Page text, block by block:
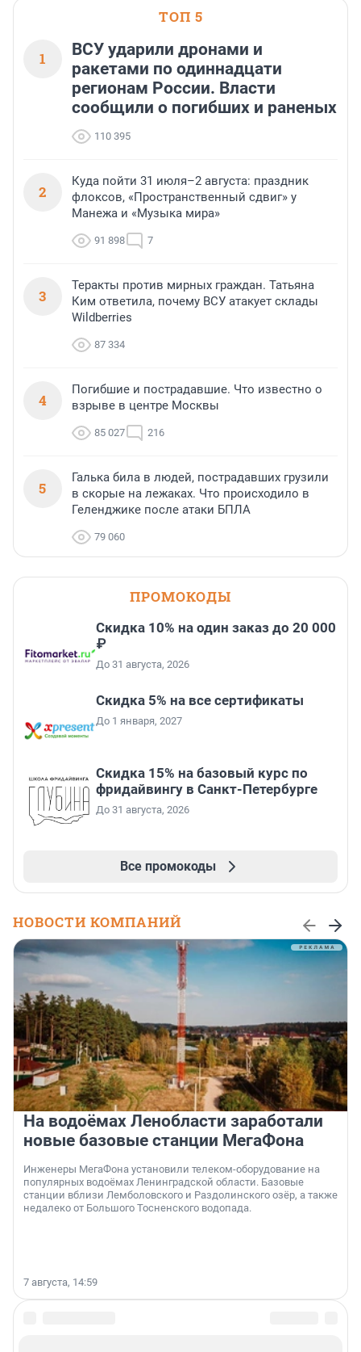
ТОП 5
1
ВСУ ударили дронами и
ракетами по одиннадцати
регионам России. Власти
сообщили о погибших и раненых
110 395
2
Куда пойти 31 июля–2 августа: праздник
флоксов, «Пространственный сдвиг» у
Манежа и «Музыка мира»
91 898 7
3
Теракты против мирных граждан. Татьяна
Ким ответила, почему ВСУ атакует склады
Wildberries
87 334
4
Погибшие и пострадавшие. Что известно о
взрыве в центре Москвы
85 027 216
5
Галька била в людей, пострадавших грузили
в скорые на лежаках. Что происходило в
Геленджике после атаки БПЛА
79 060
ПРОМОКОДЫ
Скидка 10% на один заказ до 20 000
₽
До 31 августа, 2026
Скидка 5% на все сертификаты
До 1 января, 2027
Скидка 15% на базовый курс по
фридайвингу в Санкт-Петербурге
До 31 августа, 2026
Все промокоды
НОВОСТИ КОМПАНИЙ
На водоёмах Ленобласти заработали
новые базовые станции МегаФона
Инженеры МегаФона установили телеком-оборудование на
популярных водоёмах Ленинградской области. Базовые
станции вблизи Лемболовского и Раздолинского озёр, а также
недалеко от Большого Тосненского водопада.
7 августа, 14:59